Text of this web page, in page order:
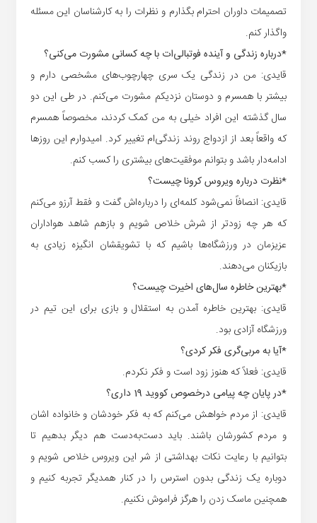
تصمیمات داوران احترام بگذارم و نظرات را به کارشناسان این مسئله
واگذار کنم.
*درباره زندگی و آینده فوتبالی‌ات با چه کسانی مشورت می‌کنی؟
قایدی: من در زندگی یک سری چهارچوب‌های مشخصی دارم و
بیشتر با همسرم و دوستان نزدیکم مشورت می‌کنم. در طی این دو
سال گذشته این افراد خیلی به من کمک کردند، مخصوصاً همسرم
که واقعاً بعد از ازدواج روند زندگی‌ام تغییر کرد. امیدوارم این روزها
ادامه‌دار باشد و بتوانم موفقیت‌های بیشتری را کسب کنم.
*نظرت درباره ویروس کرونا چیست؟
قایدی: انصافاً نمی‌شود کلمه‌ای را درباره‌اش گفت و فقط آرزو می‌کنم
که هر چه زودتر از شرش خلاص شویم و بازهم شاهد هواداران
عزیزمان در ورزشگاه‌ها باشیم که با تشویقشان انگیزه زیادی به
بازیکنان می‌دهند.
*بهترین خاطره سال‌های اخیرت چیست؟
قایدی: بهترین خاطره آمدن به استقلال و بازی برای این تیم در
ورزشگاه آزادی بود.
*آیا به مربی‌گری فکر کردی؟
قایدی: فعلاً که هنوز زود است و فکر نکردم.
*در پایان چه پیامی درخصوص کووید 19 داری؟
قایدی: از مردم خواهش می‌کنم که به فکر خودشان و خانواده اشان
و مردم کشورشان باشند. باید دست‌به‌دست هم دیگر بدهیم تا
بتوانیم با رعایت نکات بهداشتی از شر این ویروس خلاص شویم و
دوباره یک زندگی بدون استرس را در کنار همدیگر تجربه کنیم و
همچنین ماسک زدن را هرگز فراموش نکنیم.